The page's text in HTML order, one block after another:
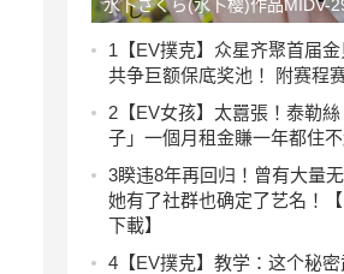
水卜さくら(水卜樱)作品MIDV-
布！与公司的大奶下属大搞不伦
旅行尽情享受她的巨乳【EV撲
載】
1 【EV撲克】众星齐聚首届金
共争巨额保底奖池！ 附赛程
2 【EV女孩】太囂張！泰勒
子」一個月租金賺一年都住
3睽违8年再回归！曾有大量
她有了社群也确定了艺名！
下載】
4 【EV撲克】教学：这个秘